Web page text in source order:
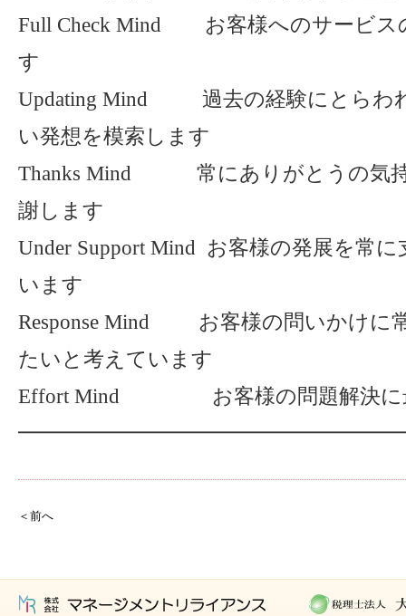
Full Check Mind お客様へのサービス
す
Updating Mind 過去の経験にとらわ
い発想を模索します
Thanks Mind 常にありがとうの気持
謝します
Under Support Mind お客様の発展を常
います
Response Mind お客様の問いかけに
たいと考えています
Effort Mind お客様の問題解決に最
＜前へ